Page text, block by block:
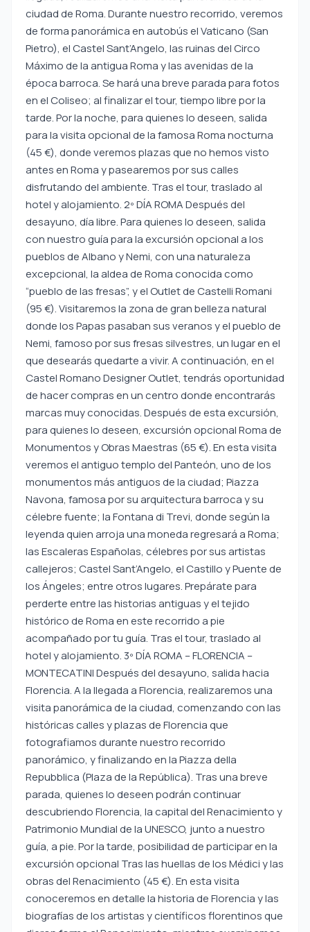
ciudad de Roma. Durante nuestro recorrido, veremos
de forma panorámica en autobús el Vaticano (San
Pietro), el Castel Sant’Angelo, las ruinas del Circo
Máximo de la antigua Roma y las avenidas de la
época barroca. Se hará una breve parada para fotos
en el Coliseo; al finalizar el tour, tiempo libre por la
tarde. Por la noche, para quienes lo deseen, salida
para la visita opcional de la famosa Roma nocturna
(45 €), donde veremos plazas que no hemos visto
antes en Roma y pasearemos por sus calles
disfrutando del ambiente. Tras el tour, traslado al
hotel y alojamiento. 2º DÍA ROMA Después del
desayuno, día libre. Para quienes lo deseen, salida
con nuestro guía para la excursión opcional a los
pueblos de Albano y Nemi, con una naturaleza
excepcional, la aldea de Roma conocida como
“pueblo de las fresas”, y el Outlet de Castelli Romani
(95 €). Visitaremos la zona de gran belleza natural
donde los Papas pasaban sus veranos y el pueblo de
Nemi, famoso por sus fresas silvestres, un lugar en el
que desearás quedarte a vivir. A continuación, en el
Castel Romano Designer Outlet, tendrás oportunidad
de hacer compras en un centro donde encontrarás
marcas muy conocidas. Después de esta excursión,
para quienes lo deseen, excursión opcional Roma de
Monumentos y Obras Maestras (65 €). En esta visita
veremos el antiguo templo del Panteón, uno de los
monumentos más antiguos de la ciudad; Piazza
Navona, famosa por su arquitectura barroca y su
célebre fuente; la Fontana di Trevi, donde según la
leyenda quien arroja una moneda regresará a Roma;
las Escaleras Españolas, célebres por sus artistas
callejeros; Castel Sant’Angelo, el Castillo y Puente de
los Ángeles; entre otros lugares. Prepárate para
perderte entre las historias antiguas y el tejido
histórico de Roma en este recorrido a pie
acompañado por tu guía. Tras el tour, traslado al
hotel y alojamiento. 3º DÍA ROMA – FLORENCIA –
MONTECATINI Después del desayuno, salida hacia
Florencia. A la llegada a Florencia, realizaremos una
visita panorámica de la ciudad, comenzando con las
históricas calles y plazas de Florencia que
fotografiamos durante nuestro recorrido
panorámico, y finalizando en la Piazza della
Repubblica (Plaza de la República). Tras una breve
parada, quienes lo deseen podrán continuar
descubriendo Florencia, la capital del Renacimiento y
Patrimonio Mundial de la UNESCO, junto a nuestro
guía, a pie. Por la tarde, posibilidad de participar en la
excursión opcional Tras las huellas de los Médici y las
obras del Renacimiento (45 €). En esta visita
conoceremos en detalle la historia de Florencia y las
biografías de los artistas y científicos florentinos que